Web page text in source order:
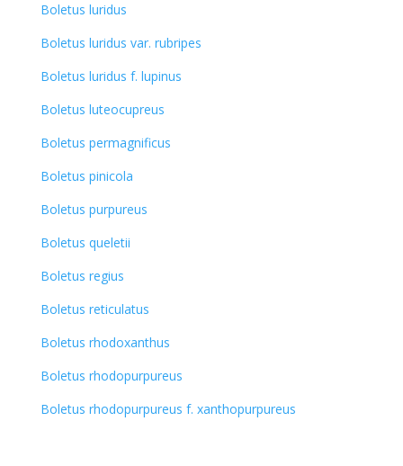
Boletus luridus
Boletus luridus var. rubripes
Boletus luridus f. lupinus
Boletus luteocupreus
Boletus permagnificus
Boletus pinicola
Boletus purpureus
Boletus queletii
Boletus regius
Boletus reticulatus
Boletus rhodoxanthus
Boletus rhodopurpureus
Boletus rhodopurpureus f. xanthopurpureus